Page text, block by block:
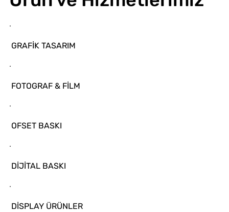
GRAFİK TASARIM
FOTOGRAF & FİLM
OFSET BASKI
DİJİTAL BASKI
DİSPLAY ÜRÜNLER